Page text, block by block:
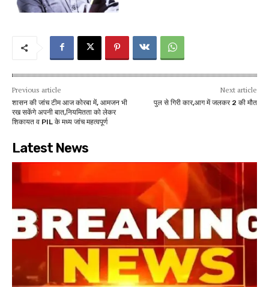
Previous article
शासन की जांच टीम आज कोरबा में, आमजन भी
रख सकेंगे अपनी बात,नियमितता को लेकर
शिकायत व PIL के मध्य जांच महत्वपूर्ण
Next article
पुल से गिरी कार,आग में जलकर 2 की मौत
Latest News